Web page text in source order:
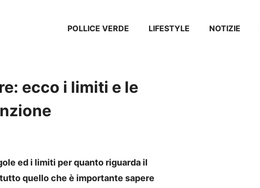
POLLICE VERDE LIFESTYLE NOTIZIE
ecco i limiti e le
ed i limiti per quanto riguarda il
quello che è importante sapere